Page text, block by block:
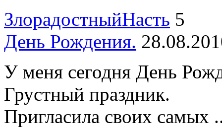
ЗлорадостныйНасть 5
День Рождения.
У меня сегодня День
Грустный праздник.
Пригласила своих самых